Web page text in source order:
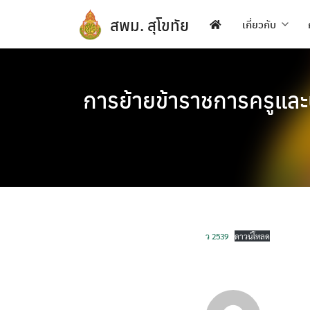
สพม. สุโขทัย เกี่ยวกับ
การย้ายข้าราชการครูแ
ว 2539 ดาวน์โหลด